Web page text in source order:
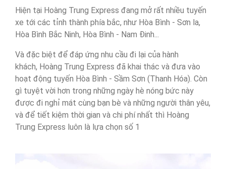
Hiện tại Hoàng Trung Express đang mở rất nhiều tuyến
xe tới các tỉnh thành phía bắc, như Hòa Bình - Sơn la,
Hòa Bình Bắc Ninh, Hòa Bình - Nam Đinh...
Và đặc biệt để đáp ứng nhu cầu đi lại của hành
khách, Hoàng Trung Express đã khai thác và đưa vào
hoạt động tuyến Hòa Bình - Sầm Sơn (Thanh Hóa). Còn
gì tuyệt vời hơn trong những ngày hè nóng bức này
được đi nghỉ mát cùng bạn bè và những người thân yêu,
và để tiết kiệm thời gian và chi phí nhất thì Hoàng
Trung Express luôn là lựa chọn số 1